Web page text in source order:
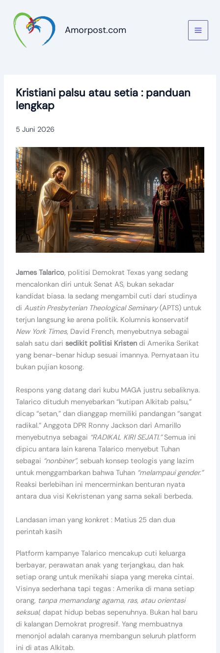
konten
Amorpost.com
Kristiani palsu atau setia : panduan
lengkap
5 Juni 2026
James Talarico, politisi Demokrat Texas yang sedang
mencalonkan diri untuk Senat AS, bukan sekadar
kandidat biasa. Ia sedang mengambil cuti dari studinya
di Austin Presbyterian Theological Seminary(APTS) untuk
terjun langsung ke arena politik. Kolumnis konservatif
New York Times, David French, menyebutnya sebagai
salah satu dari sedikit politisi Kristendi Amerika Serikat
yang benar-benar hidup sesuai imannya. Pernyataan itu
bukan pujian kosong.
Respons yang datang dari kubu MAGA justru sebaliknya.
Talarico dituduh menyebarkan “kutipan Alkitab palsu,”
dicap “setan,” dan dianggap memiliki pandangan “sangat
radikal.” Anggota DPR Ronny Jackson dari Amarillo
menyebutnya sebagai “RADIKAL KIRI SEJATI.”Semua ini
dipicu antara lain karena Talarico menyebut Tuhan
sebagai “nonbiner”, sebuah konsep teologis yang lazim
untuk menggambarkan bahwa Tuhan “melampaui gender.”
Reaksi berlebihan ini mencerminkan benturan nyata
antara dua visi Kekristenan yang sama sekali berbeda.
Landasan iman yang konkret : Matius 25 dan dua
perintah kasih
Platform kampanye Talarico mencakup cuti keluarga
berbayar, perawatan anak yang terjangkau, dan hak
setiap orang untuk menikahi siapa yang mereka cintai.
Visinya sederhana tapi tegas : Amerika di mana setiap
orang, tanpa memandang agama, ras, atau orientasi
seksual, dapat hidup bebas sepenuhnya. Bukan hal baru
di kalangan Demokrat progresif. Yang membuatnya
menonjol adalah caranya membangun seluruh platform
ini di atas Alkitab.